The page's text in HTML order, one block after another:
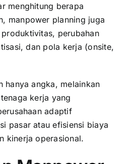
menghitung berapa
manpower planning juga
perubahan
dan pola kerja (onsite,
hanya angka, melainkan
kerja yang
adaptif
pasar atau efisiensi biaya
kinerja operasional.